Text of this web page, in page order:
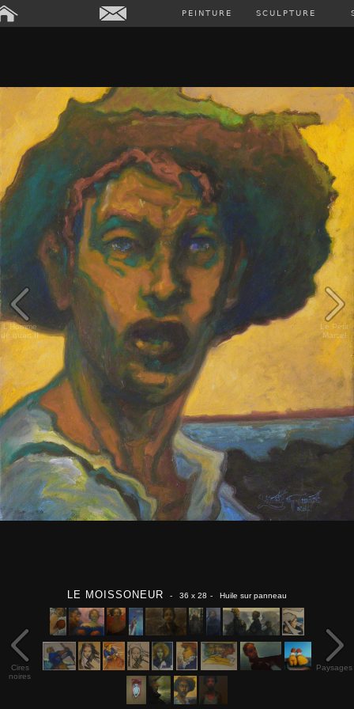
PEINTURE SCULPTURE
L'Homme
de quart II
Le Petit
Marcel
Cires
noires
LE MOISSONEUR - 36 x 28 - Huile sur panneau
Paysages